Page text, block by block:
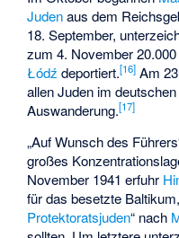
Judenaus dem
18. September,
zum 4. November
Łódź deportiert.[16] Am
allen Juden im
Auswanderung.[17]
„Auf Wunsch des
großes
November 1941 erfuhr
für das besetzte
Protektoratsjuden“ nach